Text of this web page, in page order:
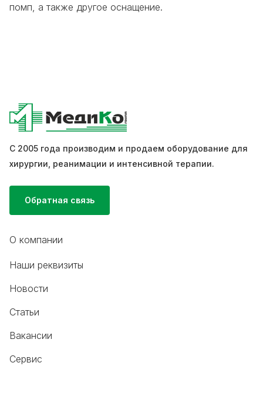
помп, а также другое оснащение.
С 2005 года производим и продаем оборудование для
хирургии, реанимации и интенсивной терапии.
Обратная связь
О компании
Наши реквизиты
Новости
Статьи
Вакансии
Сервис